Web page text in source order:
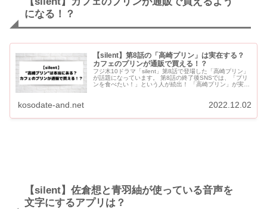
になる！？
【silent】第8話の「高崎プリン」は実在する？
カフェのプリンが通販で買える！？
フジ木10ドラマ「silent」第8話で登場した「高崎プリン」
が話題になっています。 第8話の終了後SNSでは、「プリ
ンを食べたい！」という人が続出！ 「高崎プリン」が実在
kosodate-and.net 2022.12.02
【silent】佐倉想と青羽紬が使っている音声を
文字にするアプリは？